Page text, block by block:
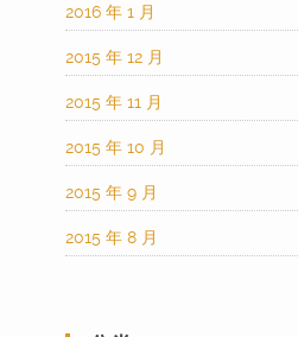
2016 年 1 月
2015 年 12 月
2015 年 11 月
2015 年 10 月
2015 年 9 月
2015 年 8 月